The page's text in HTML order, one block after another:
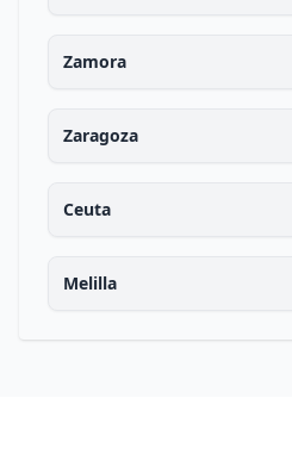
Zamora
Zaragoza
Ceuta
Melilla